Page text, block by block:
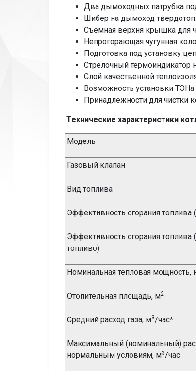
Два дымоходных патрубка
Шибер на дымоход
Съемная верхня крышка для
Непрогорающая чугунная
Подготовка под установку
Стрелочный термоиндикатор
Слой качественной
Возможность установки ТЭНа
Принадлежности для чистки
Технические характеристики
Модель
Газовый клапан
Вид топлива
Эффективность сгорания топлива
Эффективность сгорания топлива
топливо)
Номинальная тепловая мощность,
Отопительная площадь, м2
Средний расход газа, м3/час*
Максимальный (номинальный)
нормальным условиям, м3/час